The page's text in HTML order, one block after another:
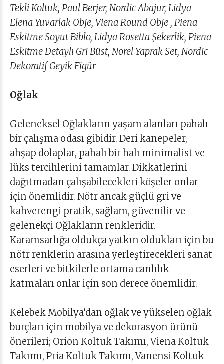
Tekli Koltuk, Paul Berjer, Nordic Abajur, Lidya
Elena Yuvarlak Obje, Viena Round Obje , Piena
Eskitme Soyut Biblo, Lidya Rosetta Şekerlik, Piena
Eskitme Detaylı Gri Büst, Norel Yaprak Set, Nordic
Dekoratif Geyik Figür
Oğlak
Geleneksel Oğlakların yaşam alanları pahalı
bir çalışma odası gibidir. Deri kanepeler,
ahşap dolaplar, pahalı bir halı minimalist ve
lüks tercihlerini tamamlar. Dikkatlerini
dağıtmadan çalışabilecekleri köşeler onlar
için önemlidir. Nötr ancak güçlü gri ve
kahverengi pratik, sağlam, güvenilir ve
gelenekçi Oğlakların renkleridir.
Karamsarlığa oldukça yatkın oldukları için bu
nötr renklerin arasına yerleştirecekleri sanat
eserleri ve bitkilerle ortama canlılık
katmaları onlar için son derece önemlidir.
Kelebek Mobilya’dan oğlak ve yükselen oğlak
burçları için mobilya ve dekorasyon ürünü
önerileri; Orion Koltuk Takımı, Viena Koltuk
Takımı, Pria Koltuk Takımı, Vanensi Koltuk